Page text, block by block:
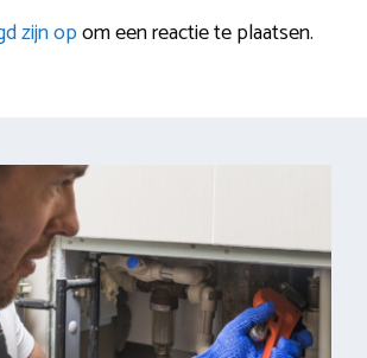
zijn opom een reactie te plaatsen.